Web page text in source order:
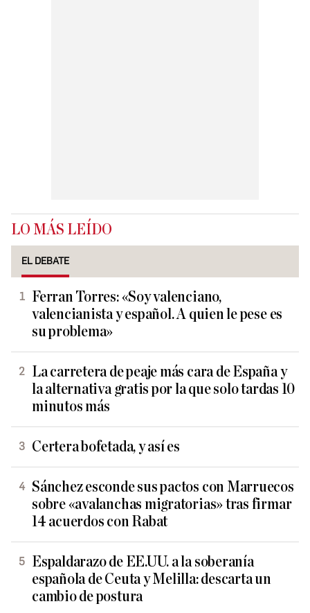
LO MÁS LEÍDO
EL DEBATE
Ferran Torres: «Soy valenciano,
valencianista y español. A quien le pese es
su problema»
La carretera de peaje más cara de España y
la alternativa gratis por la que solo tardas 10
minutos más
Certera bofetada, y así es
Sánchez esconde sus pactos con Marruecos
sobre «avalanchas migratorias» tras firmar
14 acuerdos con Rabat
Espaldarazo de EE.UU. a la soberanía
española de Ceuta y Melilla: descarta un
cambio de postura